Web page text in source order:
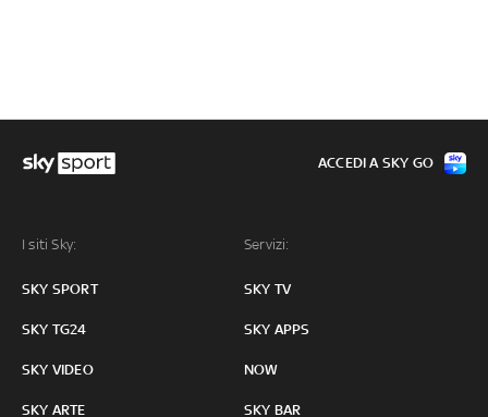
I siti Sky:
SKY SPORT
SKY TG24
SKY VIDEO
SKY ARTE
Servizi:
SKY TV
SKY APPS
NOW
SKY BAR
ACCEDI A SKY GO